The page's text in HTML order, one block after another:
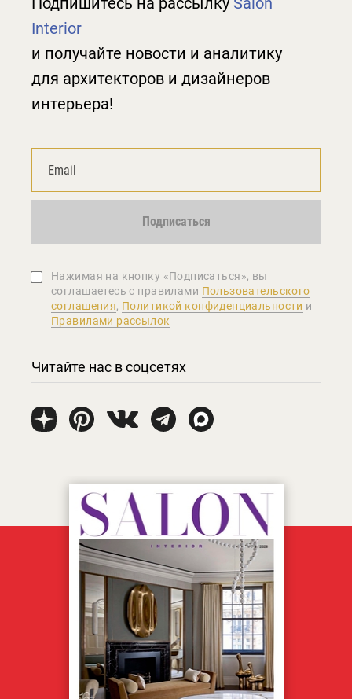
Interior
и получайте новости и аналитику
для архитекторов и дизайнеров
интерьера!
Подписаться
Нажимая на кнопку «Подписаться», вы
соглашаетеcь с правилами Пользовательского
соглашения, Политикой конфиденциальности и
Правилами рассылок
Читайте нас в соцсетях